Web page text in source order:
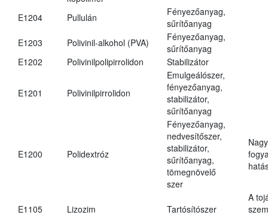
E1204 Pullulán
Fényezőanyag,
sűrítőanyag
E1203
Polivinil-alkohol (PVA)
Fényezőanyag,
sűrítőanyag
E1202
Polivinilpolipirrolidon Stabilizátor
E1201 Polivinilpirrolidon
Emulgeálószer,
fényezőanyag,
stabilizátor,
sűrítőanyag
E1200 Polidextróz
Fényezőanyag,
nedvesítőszer,
stabilizátor,
sűrítőanyag,
tömegnövelő
szer
E1105 Lizozim Tartósítószer
A